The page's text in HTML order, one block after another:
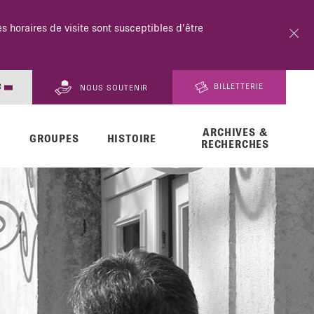
NOUS SOUTENIR BILLETTERIE
GROUPES HISTOIRE
ARCHIVES &
RECHERCHES